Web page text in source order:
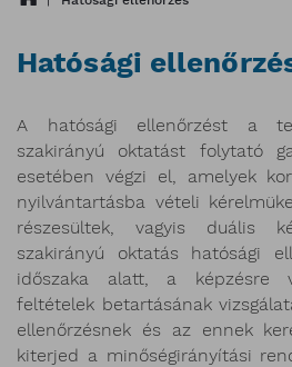
Hatósági
A hatósági ellenőrzést a
szakirányú oktatást folytató
esetében végzi el, amelyek
nyilvántartásba vételi
részesültek, vagyis duális
szakirányú oktatás hatósági
időszaka alatt, a képzésre
feltételek betartásának
ellenőrzésnek és az ennek
kiterjed a minőségirányítási